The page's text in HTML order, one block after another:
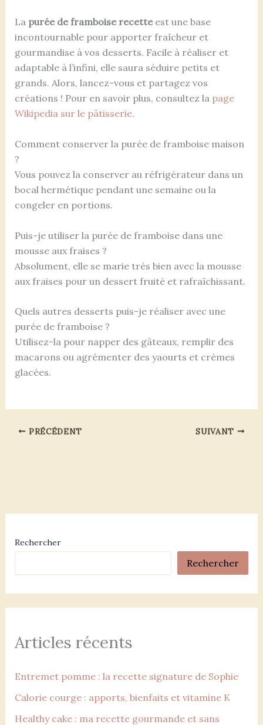
La purée de framboise recetteest une base
incontournable pour apporter fraîcheur et
gourmandise à vos desserts. Facile à réaliser et
adaptable à l’infini, elle saura séduire petits et
grands. Alors, lancez-vous et partagez vos
créations ! Pour en savoir plus, consultez la page
Wikipedia sur le pâtisserie.
Comment conserver la purée de framboise maison
?
Vous pouvez la conserver au réfrigérateur dans un
bocal hermétique pendant une semaine ou la
congeler en portions.
Puis-je utiliser la purée de framboise dans une
mousse aux fraises ?
Absolument, elle se marie très bien avec la mousse
aux fraises pour un dessert fruité et rafraîchissant.
Quels autres desserts puis-je réaliser avec une
purée de framboise ?
Utilisez-la pour napper des gâteaux, remplir des
macarons ou agrémenter des yaourts et crèmes
glacées.
PRÉCÉDENT SUIVANT
Rechercher
Rechercher
Articles récents
Entremet pomme : la recette signature de Sophie
Calorie courge : apports, bienfaits et vitamine K
Healthy cake : ma recette gourmande et sans